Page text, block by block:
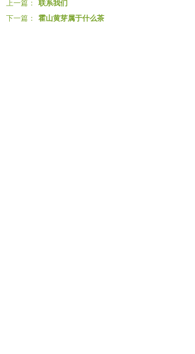
上一篇：
联系我们
下一篇：
霍山黄芽属于什么茶